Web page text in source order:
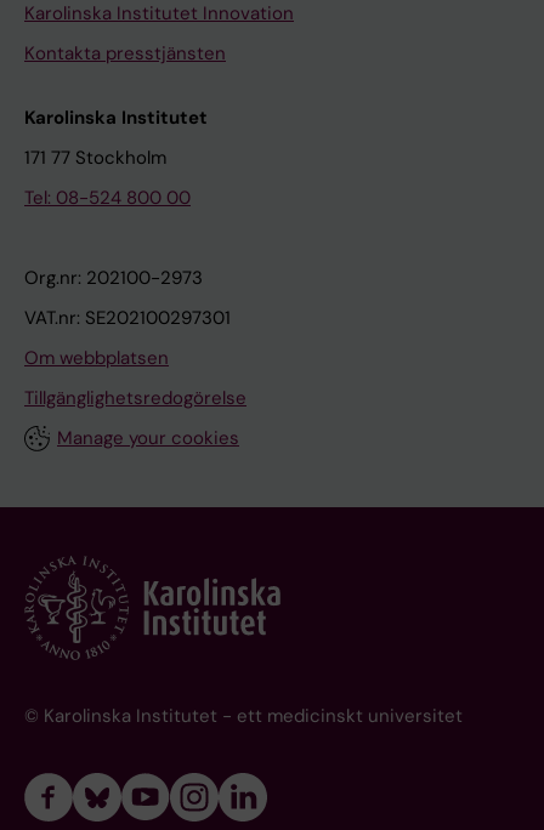
Karolinska Institutet Innovation
Kontakta presstjänsten
Karolinska Institutet
171 77 Stockholm
Tel: 08-524 800 00
Org.nr: 202100-2973
VAT.nr: SE202100297301
Om webbplatsen
Tillgänglighetsredogörelse
Manage your cookies
© Karolinska Institutet - ett medicinskt universitet